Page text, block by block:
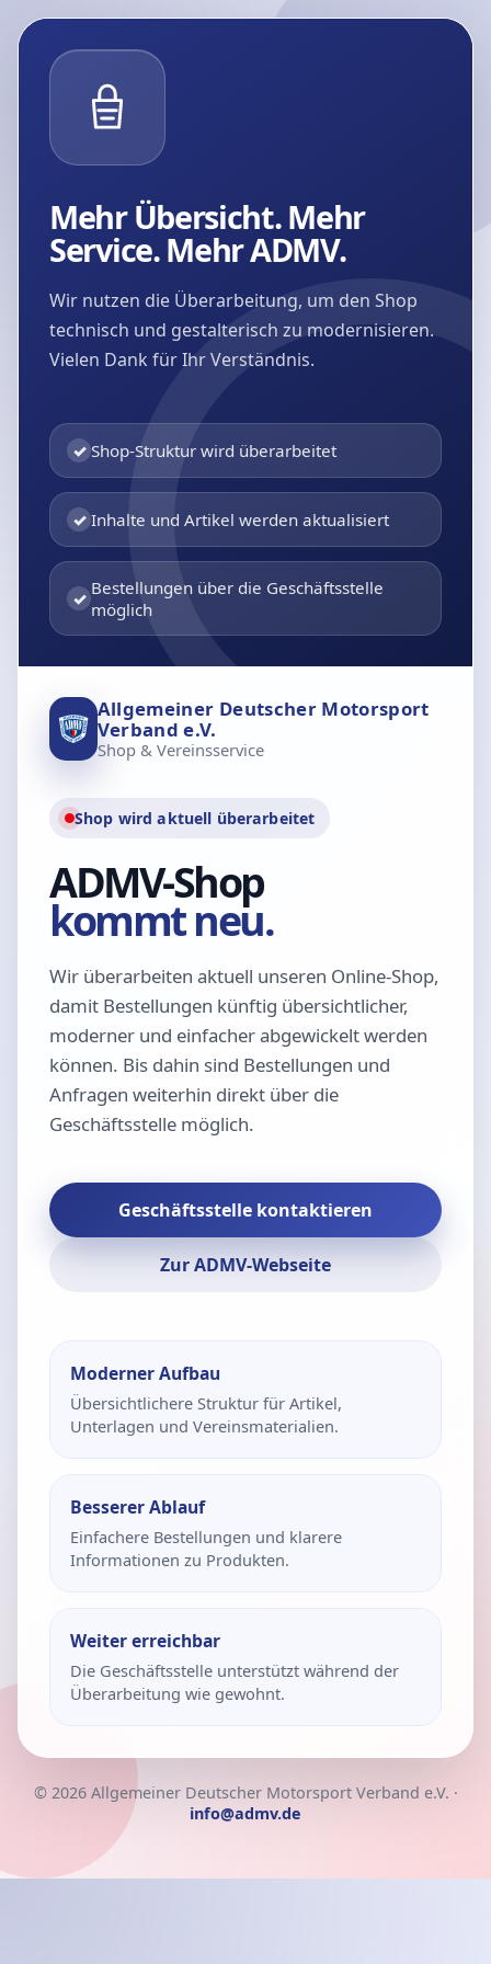
Allgemeiner Deutscher Motorsport
Verband e.V.
Shop & Vereinsservice
Shop wird aktuell überarbeitet
ADMV-Shop
kommt neu.
Wir überarbeiten aktuell unseren Online-Shop,
damit Bestellungen künftig übersichtlicher,
moderner und einfacher abgewickelt werden
können. Bis dahin sind Bestellungen und
Anfragen weiterhin direkt über die
Geschäftsstelle möglich.
Geschäftsstelle kontaktieren
Zur ADMV-Webseite
Moderner Aufbau
Übersichtlichere Struktur für Artikel,
Unterlagen und Vereinsmaterialien.
Besserer Ablauf
Einfachere Bestellungen und klarere
Informationen zu Produkten.
Weiter erreichbar
Die Geschäftsstelle unterstützt während der
Überarbeitung wie gewohnt.
Mehr Übersicht. Mehr
Service. Mehr ADMV.
Wir nutzen die Überarbeitung, um den Shop
technisch und gestalterisch zu modernisieren.
Vielen Dank für Ihr Verständnis.
✓ Shop-Struktur wird überarbeitet
✓ Inhalte und Artikel werden aktualisiert
✓ Bestellungen über die Geschäftsstelle
möglich
© 2026 Allgemeiner Deutscher Motorsport Verband e.V. ·
info@admv.de